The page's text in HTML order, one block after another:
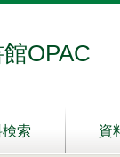
OPAC
索 資